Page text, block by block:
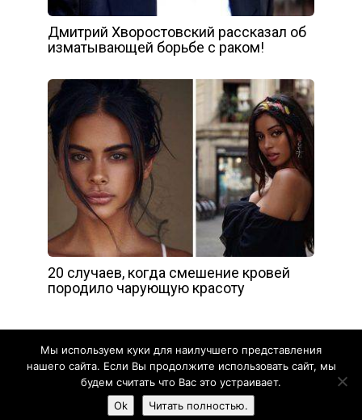
Дмитрий Хворостовский рассказал об
изматывающей борьбе с раком!
20 случаев, когда смешение кровей
породило чарующую красоту
Жизнь прекрасна - 2020
Обратная связь
Мы используем куки для наилучшего представления
нашего сайта. Если Вы продолжите использовать сайт, мы
будем считать что Вас это устраивает.
Ok
Читать полностью.